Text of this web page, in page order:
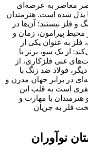
عصر معاصر به عرصه‌ای
بدل شده است. هنرمندان
و فلز نیستند؛ آن‌ها در
محیط پیرامون، زمان و
به عنوان یکی از
از یک سو، برنز با
غنی فلزکاری، از
فولاد ضد زنگ با
در برابر جهان مدرن و
است به قلب این
هنرمندان با مهارت و
فلز به جریان
نوآوران